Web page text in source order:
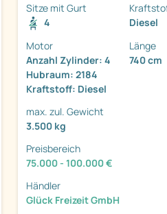
Sitze mit Gurt
4
Diesel
Motor
Anzahl Zylinder: 4
Hubraum: 2184
Kraftstoff: Diesel
Länge
740 cm
max. zul. Gewicht
3.500 kg
Preisbereich
75.000 - 100.000 €
Händler
Glück Freizeit GmbH